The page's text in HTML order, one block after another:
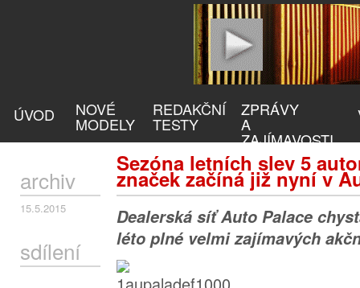
ÚVOD NOVÉ
MODELY
REDAKČNÍ
TESTY
ZPRÁVY
A
ZAJÍMAVOSTI
Sezóna letních slev 5
značek začíná již nyní v
archiv
15.5.2015
sdílení
Dealerská síť Auto Palace
léto plné velmi zajímavých